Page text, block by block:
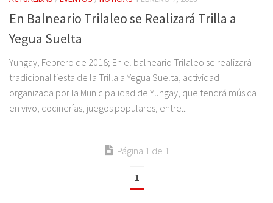
En Balneario Trilaleo se Realizará Trilla a
Yegua Suelta
Yungay, Febrero de 2018; En el balneario Trilaleo se realizará
tradicional fiesta de la Trilla a Yegua Suelta, actividad
organizada por la Municipalidad de Yungay, que tendrá música
en vivo, cocinerías, juegos populares, entre...
Página 1 de 1
1